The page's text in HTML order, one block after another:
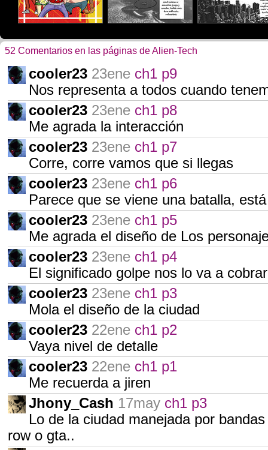
52 Comentarios en las páginas de Alien-Tech
cooler23 23ene ch1 p9
Nos representa a todos cuando
cooler23 23ene ch1 p8
Me agrada la interacción
cooler23 23ene ch1 p7
Corre, corre vamos que si llegas
cooler23 23ene ch1 p6
Parece que se viene una batalla,
cooler23 23ene ch1 p5
Me agrada el diseño de Los
cooler23 23ene ch1 p4
El significado golpe nos lo va a
cooler23 23ene ch1 p3
Mola el diseño de la ciudad
cooler23 22ene ch1 p2
Vaya nivel de detalle
cooler23 22ene ch1 p1
Me recuerda a jiren
Jhony_Cash 17may ch1 p3
Lo de la ciudad manejada por
row o gta..